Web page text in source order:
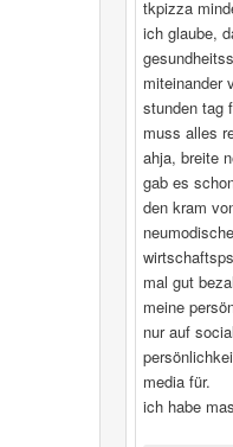
tkpizza
ich glaube,
miteinander
stunden tag
muss alles
ahja, breite
gab es
den kram
mal gut
meine
nur auf
media für.
ich habe